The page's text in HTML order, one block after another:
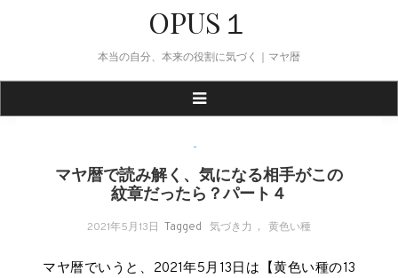
OPUS１
本当の自分、本来の役割に気づく｜マヤ暦
-
マヤ暦で読み解く、気になる相手がこの
紋章だったら？パート４
2021年5月13日 Tagged 気づき力 , 黄色い種
マヤ暦でいうと、2021年5月13日は【黄色い種の13